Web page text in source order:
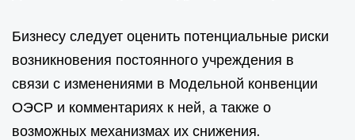
Бизнесу следует оценить потенциальные риски
возникновения постоянного учреждения в
связи с изменениями в Модельной конвенции
ОЭСР и комментариях к ней, а также о
возможных механизмах их снижения.